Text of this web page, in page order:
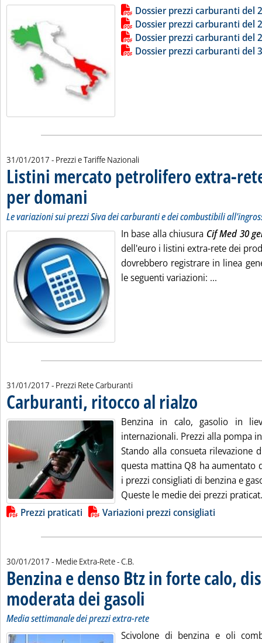
Leggi tutta la notizia: 'Dossier
Lista allegati PDF alla notiziaDossier prezzi carburanti del
Dossier prezzi carburanti del
Dossier prezzi carburanti del
Dossier prezzi carburanti del
31/01/2017 - Prezzi e Tariffe Nazionali
Listini mercato petrolifero extra-
per domani
. Sottotitolo: Le variazioni sui prezzi Siva dei carburanti e dei combustibili all'ingrosso
. Pubblicata martedì 31 gennaio 2017 alle 9.33.
Le variazioni sui prezzi Siva dei carburanti e dei combustibili
In base alla chiusura Cif Med 30
dell'euro i listini extra-rete dei
dovrebbero registrare in linea
le seguenti variazioni: ...
31/01/2017 - Prezzi Rete Carburanti
Carburanti, ritocco al rialzo
Benzina in calo, gasolio in
internazionali. Prezzi alla pompa
Stando alla consueta rilevazione
questa mattina Q8 ha aumentato
i prezzi consigliati di benzina e
Queste le medie dei prezzi
Lista allegati PDF alla notizia
Prezzi praticati Variazioni prezzi consigliati
30/01/2017 - Medie Extra-Rete -di:
C.B.
Benzina e denso Btz in forte calo,
moderata dei gasoli
Media settimanale dei prezzi extra-rete
Scivolone di benzina e oli